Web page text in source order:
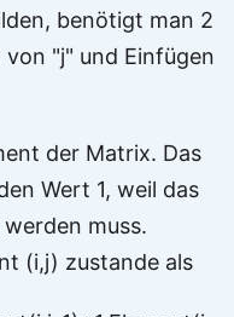
benötigt man 2
"j" und Einfügen
der Matrix. Das
Wert 1, weil das
muss.
(i,j) zustande als